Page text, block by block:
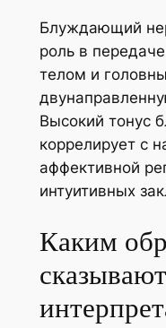
Блуждающий
роль в
телом и
Высокий тонус
коррелирует с
аффективной
интуитивных
Каким